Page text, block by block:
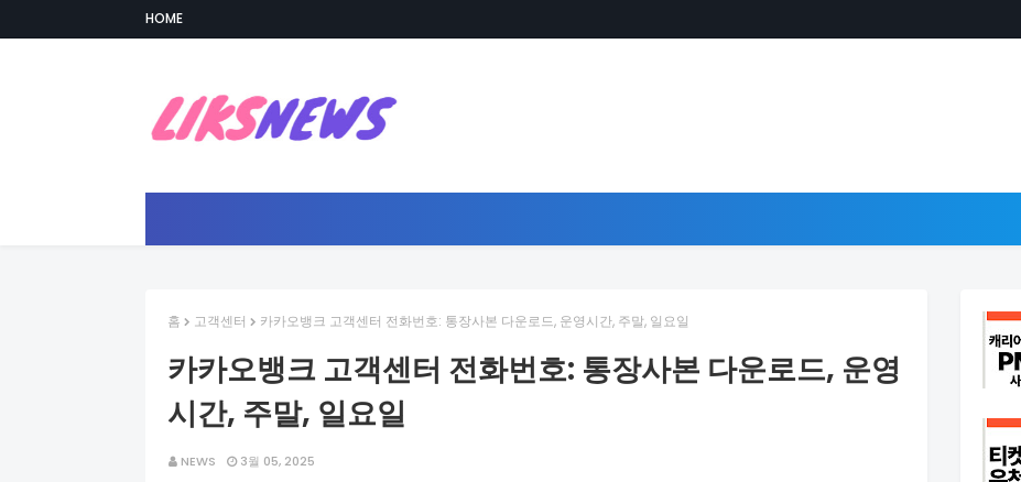
HOME
홈 고객센터 카카오뱅크 고객센터 전화번호: 통장사본 다운로드, 운영시간, 주말, 일요일
카카오뱅크 고객센터 전화번호: 통장사본 다운로드, 운영
시간, 주말, 일요일
NEWS 3월 05, 2025